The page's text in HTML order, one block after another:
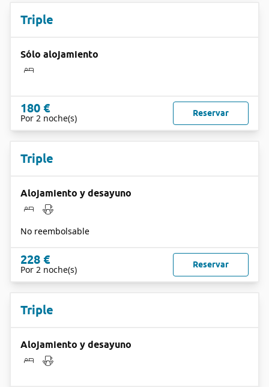
Triple
Sólo alojamiento
180 €
Por 2 noche(s) Reservar
Triple
Alojamiento y desayuno
No reembolsable
228 €
Por 2 noche(s) Reservar
Triple
Alojamiento y desayuno